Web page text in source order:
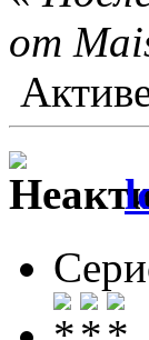
от